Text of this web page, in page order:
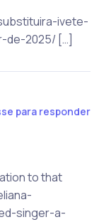
ivete-
de-2025/ […]
para responder
to that
singer-a-